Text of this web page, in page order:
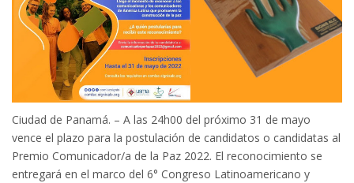
Ciudad de Panamá. – A las 24h00 del próximo 31 de mayo
vence el plazo para la postulación de candidatos o candidatas al
Premio Comunicador/a de la Paz 2022. El reconocimiento se
entregará en el marco del 6° Congreso Latinoamericano y